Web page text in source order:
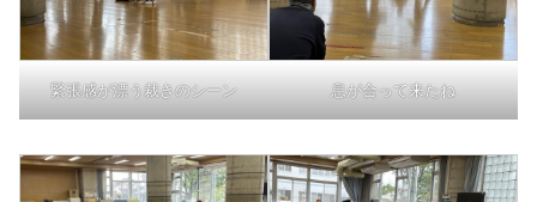
緊張感が漂う裁きのシーン 息が合って来たね